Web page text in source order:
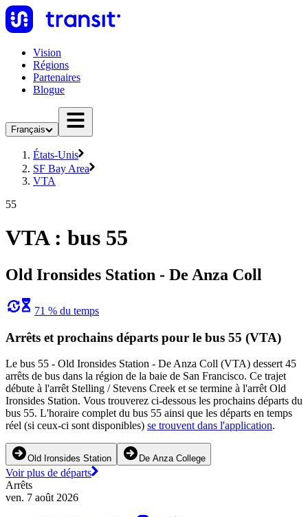
Vision
Régions
Partenaires
Blogue
Français
États-Unis
SF Bay Area
VTA
55
VTA : bus 55
Old Ironsides Station - De Anza Coll
71 % du temps
Arrêts et prochains départs pour le bus 55 (VTA)
Le bus 55 - Old Ironsides Station - De Anza Coll (VTA) dessert 45
arrêts de bus dans la région de la baie de San Francisco. Ce trajet
débute à l'arrêt Stelling / Stevens Creek et se termine à l'arrêt Old
Ironsides Station. Vous trouverez ci-dessous les prochains départs du
bus 55. L'horaire complet du bus 55 ainsi que les départs en temps
réel (si ceux-ci sont disponibles) se trouvent dans l'application.
Old Ironsides Station De Anza College
Voir plus de départs
Arrêts
ven. 7 août 2026